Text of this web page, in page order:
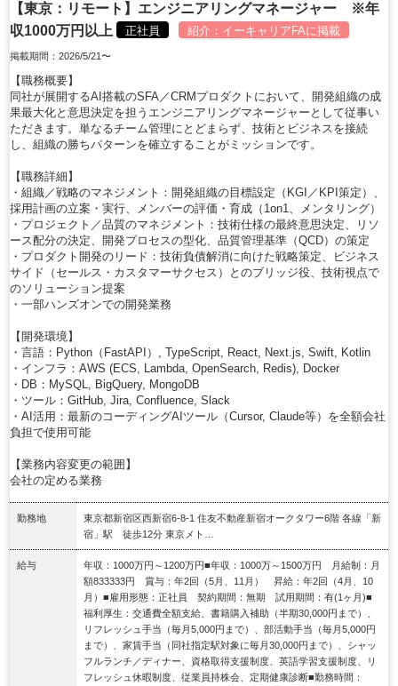
【東京：リモート】エンジニアリングマネージャー ※年
収1000万円以上
正社員 紹介： イーキャリアFAに掲載
掲載期間：2026/5/21〜
【職務概要】
同社が展開するAI搭載のSFA／CRMプロダクトにおいて、開発組織の成
果最大化と意思決定を担うエンジニアリングマネージャーとして従事い
ただきます。単なるチーム管理にとどまらず、技術とビジネスを接続
し、組織の勝ちパターンを確立することがミッションです。
【職務詳細】
・組織／戦略のマネジメント：開発組織の目標設定（KGI／KPI策定）、
採用計画の立案・実行、メンバーの評価・育成（1on1、メンタリング）
・プロジェクト／品質のマネジメント：技術仕様の最終意思決定、リソ
ース配分の決定、開発プロセスの型化、品質管理基準（QCD）の策定
・プロダクト開発のリード：技術負債解消に向けた戦略策定、ビジネス
サイド（セールス・カスタマーサクセス）とのブリッジ役、技術視点で
のソリューション提案
・一部ハンズオンでの開発業務
【開発環境】
・言語：Python（FastAPI）, TypeScript, React, Next.js, Swift, Kotlin
・インフラ：AWS (ECS, Lambda, OpenSearch, Redis), Docker
・DB：MySQL, BigQuery, MongoDB
・ツール：GitHub, Jira, Confluence, Slack
・AI活用：最新のコーディングAIツール（Cursor, Claude等）を全額会社
負担で使用可能
【業務内容変更の範囲】
会社の定める業務
勤務地
東京都新宿区西新宿6-8-1 住友不動産新宿オークタワー6階 各線「新
宿」駅 徒歩12分 東京メト…
給与
年収：1000万円～1200万円■年収：1000万～1500万円 月給制：月
額833333円 賞与：年2回（5月、11月） 昇給：年2回（4月、10
月）■雇用形態：正社員 契約期間：無期 試用期間：有(1ヶ月)■
福利厚生：交通費全額支給、書籍購入補助（半期30,000円まで）、
リフレッシュ手当（毎月5,000円まで）、部活動手当（毎月5,000円
まで）、家賃手当（同社指定駅対象に毎月30,000円まで）、シャッ
フルランチ／ディナー、資格取得支援制度、英語学習支援制度、リ
フレッシュ休暇制度、従業員持株会、定期健康診断■勤務時間：